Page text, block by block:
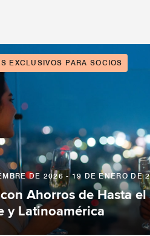
EXCLUSIVOS PARA SOCIOS
DE 2026 - 19 DE ENERO DE
Ahorros de Hasta el
y Latinoamérica